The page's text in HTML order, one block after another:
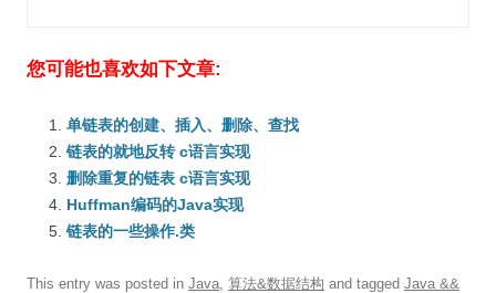
您可能也喜欢如下文章:
单链表的创建、插入、删除、查找
链表的就地反转 c语言实现
删除重复的链表 c语言实现
Huffman编码的Java实现
链表的一些操作.类
This entry was posted in Java, 算法&数据结构 and tagged Java &&